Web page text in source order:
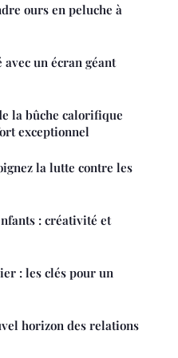
ours en peluche à
un écran géant
la bûche calorifique
exceptionnel
la lutte contre les
: créativité et
: les clés pour un
horizon des relations